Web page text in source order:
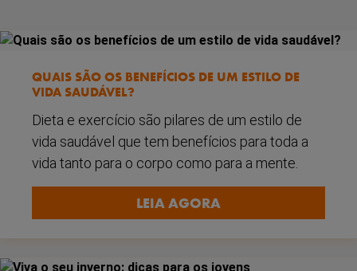
QUAIS SÃO OS BENEFÍCIOS DE UM ESTILO DE
VIDA SAUDÁVEL?
Dieta e exercício são pilares de um estilo de
vida saudável que tem benefícios para toda a
vida tanto para o corpo como para a mente.
LEIA AGORA